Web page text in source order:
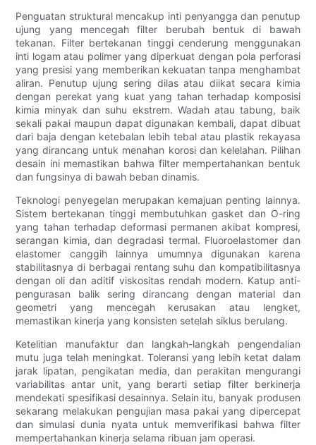
Penguatan struktural mencakup inti penyangga dan penutup
ujung yang mencegah filter berubah bentuk di bawah
tekanan. Filter bertekanan tinggi cenderung menggunakan
inti logam atau polimer yang diperkuat dengan pola perforasi
yang presisi yang memberikan kekuatan tanpa menghambat
aliran. Penutup ujung sering dilas atau diikat secara kimia
dengan perekat yang kuat yang tahan terhadap komposisi
kimia minyak dan suhu ekstrem. Wadah atau tabung, baik
sekali pakai maupun dapat digunakan kembali, dapat dibuat
dari baja dengan ketebalan lebih tebal atau plastik rekayasa
yang dirancang untuk menahan korosi dan kelelahan. Pilihan
desain ini memastikan bahwa filter mempertahankan bentuk
dan fungsinya di bawah beban dinamis.
Teknologi penyegelan merupakan kemajuan penting lainnya.
Sistem bertekanan tinggi membutuhkan gasket dan O-ring
yang tahan terhadap deformasi permanen akibat kompresi,
serangan kimia, dan degradasi termal. Fluoroelastomer dan
elastomer canggih lainnya umumnya digunakan karena
stabilitasnya di berbagai rentang suhu dan kompatibilitasnya
dengan oli dan aditif viskositas rendah modern. Katup anti-
pengurasan balik sering dirancang dengan material dan
geometri yang mencegah kerusakan atau lengket,
memastikan kinerja yang konsisten setelah siklus berulang.
Ketelitian manufaktur dan langkah-langkah pengendalian
mutu juga telah meningkat. Toleransi yang lebih ketat dalam
jarak lipatan, pengikatan media, dan perakitan mengurangi
variabilitas antar unit, yang berarti setiap filter berkinerja
mendekati spesifikasi desainnya. Selain itu, banyak produsen
sekarang melakukan pengujian masa pakai yang dipercepat
dan simulasi dunia nyata untuk memverifikasi bahwa filter
mempertahankan kinerja selama ribuan jam operasi.